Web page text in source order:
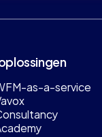
as-a-service